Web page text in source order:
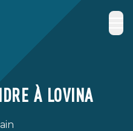
À LOVINA